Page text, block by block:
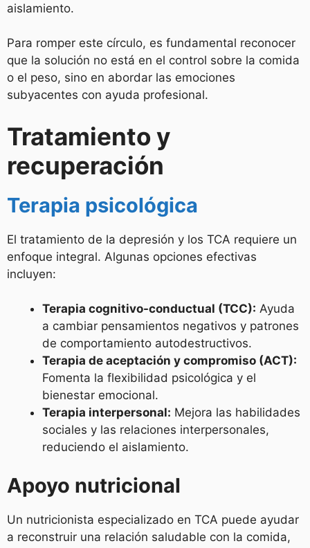
aislamiento.
Para romper este círculo, es fundamental reconocer
que la solución no está en el control sobre la comida
o el peso, sino en abordar las emociones
subyacentes con ayuda profesional.
Tratamiento y
recuperación
Terapia psicológica
El tratamiento de la depresión y los TCA requiere un
enfoque integral. Algunas opciones efectivas
incluyen:
Terapia cognitivo-conductual (TCC): Ayuda
a cambiar pensamientos negativos y patrones
de comportamiento autodestructivos.
Terapia de aceptación y compromiso (ACT):
Fomenta la flexibilidad psicológica y el
bienestar emocional.
Terapia interpersonal: Mejora las habilidades
sociales y las relaciones interpersonales,
reduciendo el aislamiento.
Apoyo nutricional
Un nutricionista especializado en TCA puede ayudar
a reconstruir una relación saludable con la comida,